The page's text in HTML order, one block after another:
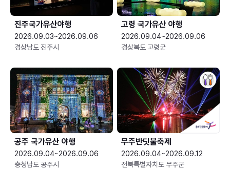
진주국가유산야행
2026.09.03~2026.09.06
경상남도 진주시
고령 국가유산 야행
2026.09.04~2026.09.06
경상북도 고령군
공주 국가유산 야행
2026.09.04~2026.09.06
충청남도 공주시
무주반딧불축제
2026.09.04~2026.09.12
전북특별자치도 무주군